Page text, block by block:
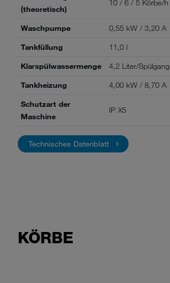
(theoretisch)
10 / 6 / 5 Körbe/h
Waschpumpe
0,55 kW / 3,20 A
Tankfüllung
11,0 l
Klarspülwassermenge
4,2 Liter/Spülgang
Tankheizung
4,00 kW / 8,70 A
Schutzart der
Maschine
IP X5
Technisches Datenblatt
KÖRBE